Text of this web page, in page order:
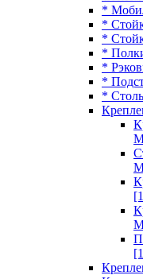
*
*
*
*
*
*
*